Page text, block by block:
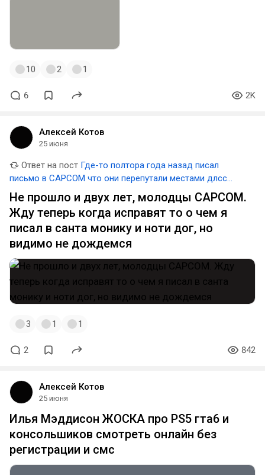
10 2 1
6 2K
Алексей Котов
25 июня
Ответ на пост Где-то полтора года назад писал
письмо в CAPCOM что они перепутали местами длсс
качество и длсс перфоманс. Ни одним патчем это так и
не фиксиили. Думаете они пофиксили это новым
"крупным" патчем? Естественно нет)
Не прошло и двух лет, молодцы CAPCOM.
Жду теперь когда исправят то о чем я
писал в санта монику и ноти дог, но
видимо не дождемся
3 1 1
2 842
Алексей Котов
25 июня
Илья Мэддисон ЖОСКА про PS5 гта6 и
консольшиков смотреть онлайн без
регистрации и смс